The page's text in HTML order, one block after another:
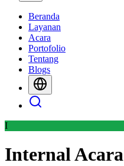
Beranda
Layanan
Acara
Portofolio
Tentang
Blogs
I
InternalAcara